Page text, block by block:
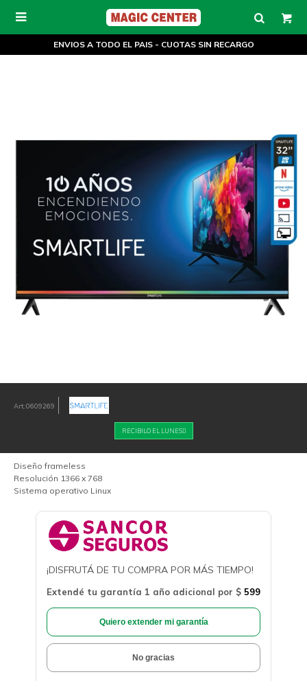

ENVIOS A TODO EL PAIS - CUOTAS SIN RECARGO
0609269
RECIBILO EL LUNES
Diseño frameless
Resolución 1366 x 768
Sistema operativo Linux
¡DISFRUTÁ DE TU COMPRA POR MÁS TIEMPO!
Extendé tu garantía 1 año adicional por $ 599
Quiero extender mi garantía
No gracias